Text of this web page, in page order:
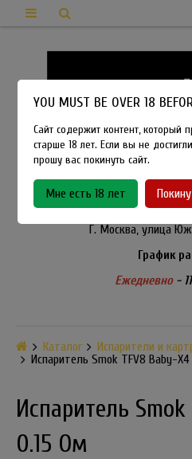
8-915-
Розничный магазин
Г. Москва, улица
График
Ежедневно-
Каталог
Испарители и
Испаритель Smok TFV8 Baby-
Испаритель
0.15 Ом
YOU MUST BE OVER 18
Сайт содержит контент, который
старше 18 лет. Если вы не
прошу вас покинуть сайт.
Мне есть 18 лет